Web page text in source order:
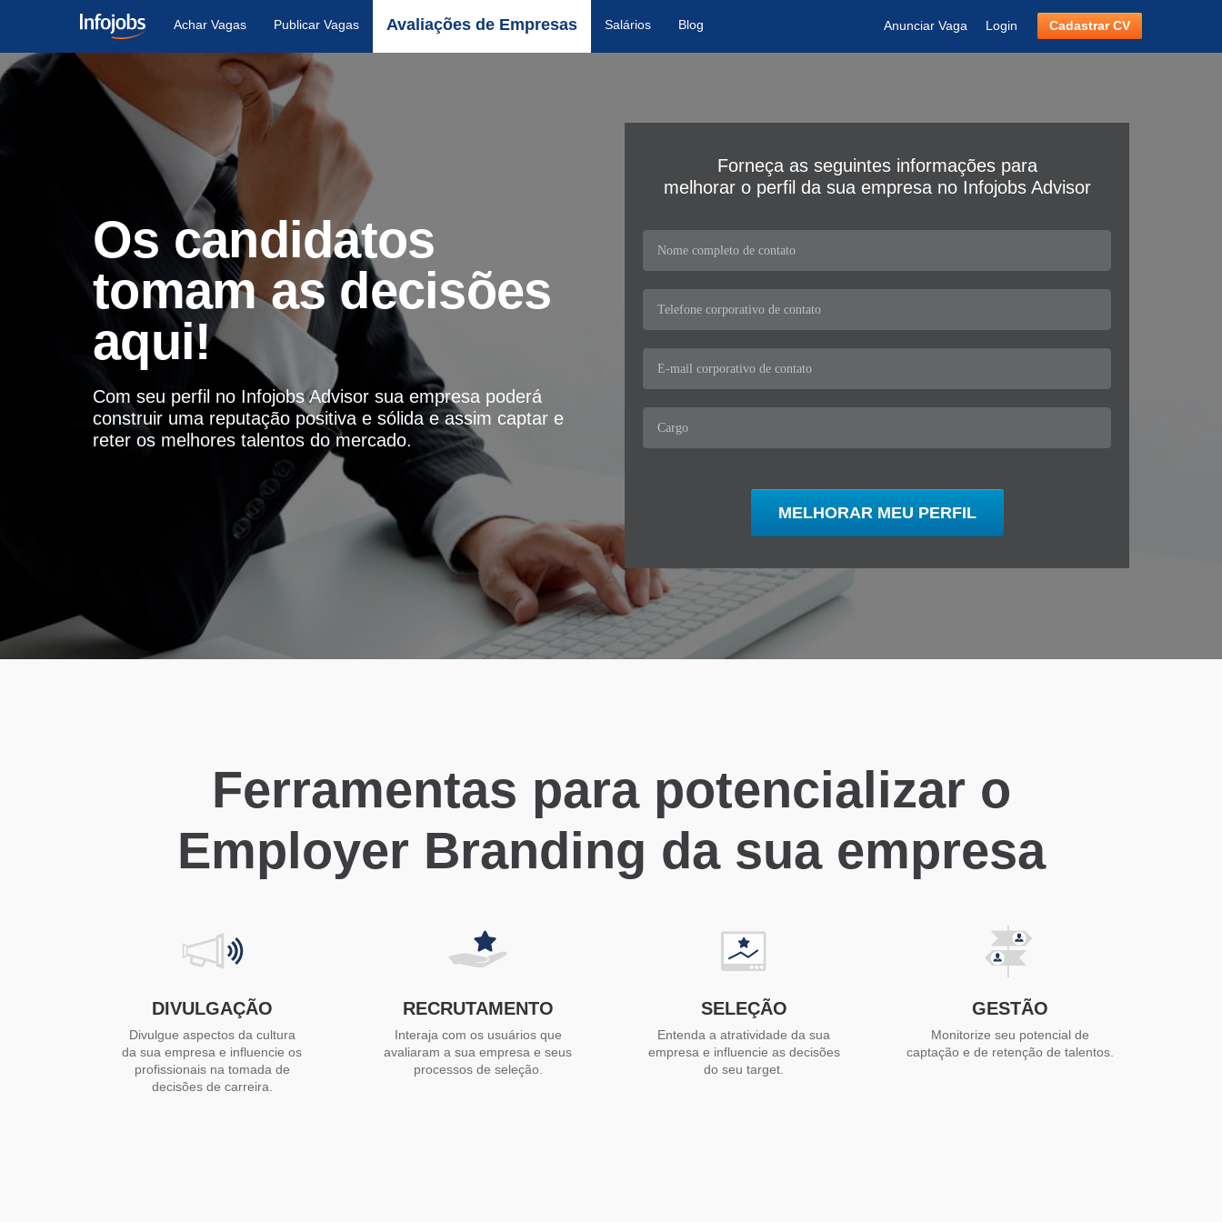
Achar Vagas Publicar Vagas Avaliações de Empresas Salários Blog Anunciar Vaga Login Cadastrar CV
Os candidatos
tomam as decisões
aqui!
Com seu perfil no Infojobs Advisor sua empresa poderá
construir uma reputação positiva e sólida e assim captar e
reter os melhores talentos do mercado.
Forneça as seguintes informações para
melhorar o perfil da sua empresa no Infojobs Advisor
Ferramentas para potencializar o
Employer Branding da sua empresa
DIVULGAÇÃO
Divulgue aspectos da cultura
da sua empresa e influencie os
profissionais na tomada de
decisões de carreira.
RECRUTAMENTO
Interaja com os usuários que
avaliaram a sua empresa e seus
processos de seleção.
SELEÇÃO
Entenda a atratividade da sua
empresa e influencie as decisões
do seu target.
GESTÃO
Monitorize seu potencial de
captação e de retenção de talentos.